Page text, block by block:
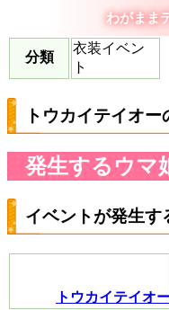
わがまま
分類
衣装イベン
ト
トウカイテイオ
発生するウマ
イベントが発生す
トウカイテイオ